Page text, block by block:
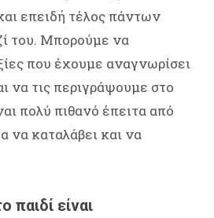
επειδή τέλος πάντων
του. Μπορούμε να
που έχουμε αναγνωρίσει
να τις περιγράψουμε στο
πολύ πιθανό έπειτα από
να καταλάβει και να
παιδί είναι